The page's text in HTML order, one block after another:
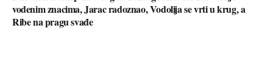
vodenim znacima, Jarac radoznao, Vodolija se vrti u krug, a
Ribe na pragu svađe